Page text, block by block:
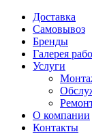
Доставка
Самовывоз
Бренды
Галерея
Услуги
О компании
Контакты